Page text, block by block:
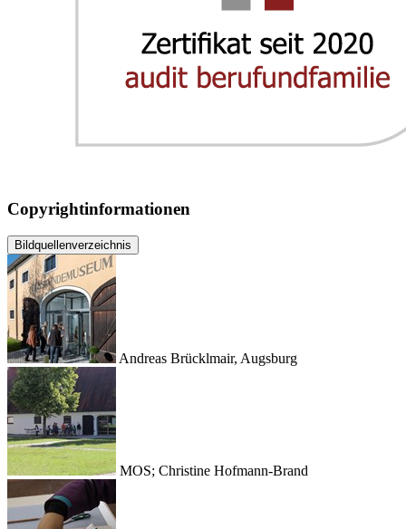
Copyrightinformationen
Bildquellenverzeichnis
Andreas Brücklmair, Augsburg
MOS; Christine Hofmann-Brand